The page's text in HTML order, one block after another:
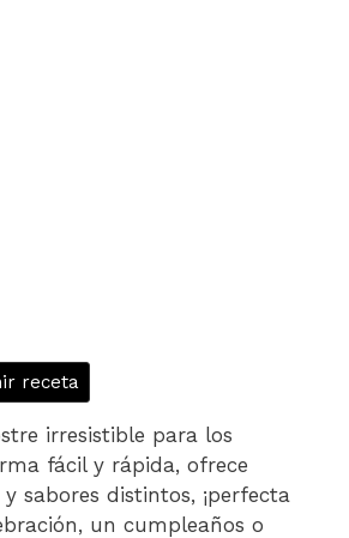
receta
irresistible para los
fácil y rápida, ofrece
sabores distintos, ¡perfecta
un cumpleaños o